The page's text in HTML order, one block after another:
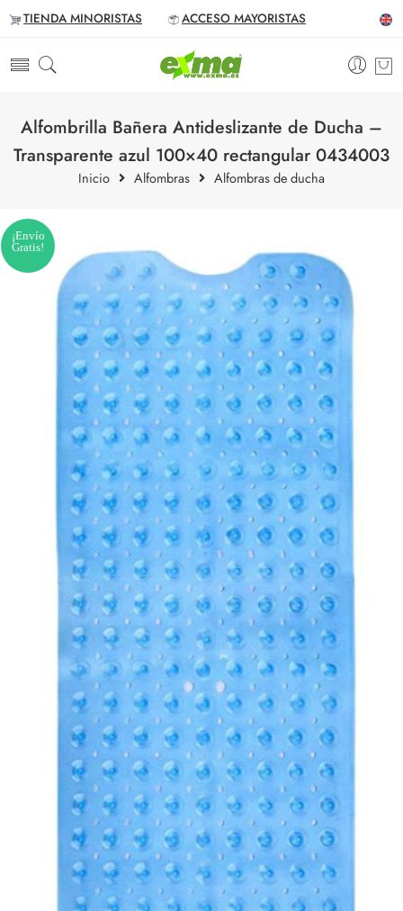
TIENDA MINORISTAS ACCESO MAYORISTAS
Alfombrilla Bañera Antideslizante de Ducha –
Transparente azul 100×40 rectangular 0434003
Inicio Alfombras Alfombras de ducha
¡Envío
Gratis!